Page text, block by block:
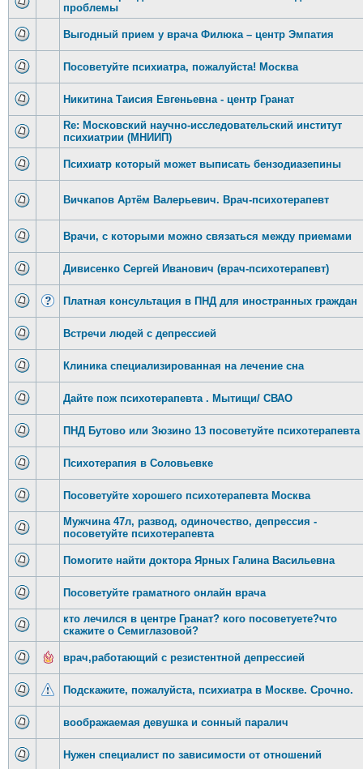
проблемы
Выгодный прием у врача Филюка – центр Эмпатия
Посоветуйте психиатра, пожалуйста! Москва
Никитина Таисия Евгеньевна - центр Гранат
Re: Московский научно-исследовательский институт
психиатрии (МНИИП)
Психиатр который может выписать бензодиазепины
Вичкапов Артём Валерьевич. Врач-психотерапевт
Врачи, с которыми можно связаться между приемами
Дивисенко Сергей Иванович (врач-психотерапевт)
Платная консультация в ПНД для иностранных граждан
Встречи людей с депрессией
Клиника специализированная на лечение сна
Дайте пож психотерапевта . Мытищи/ СВАО
ПНД Бутово или Зюзино 13 посоветуйте психотерапевта
Психотерапия в Соловьевке
Посоветуйте хорошего психотерапевта Москва
Мужчина 47л, развод, одиночество, депрессия -
посоветуйте психотерапевта
Помогите найти доктора Ярных Галина Васильевна
Посоветуйте граматного онлайн врача
кто лечился в центре Гранат? кого посоветуете?что
скажите о Семиглазовой?
врач,работающий с резистентной депрессией
Подскажите, пожалуйста, психиатра в Москве. Срочно.
воображаемая девушка и сонный паралич
Нужен специалист по зависимости от отношений